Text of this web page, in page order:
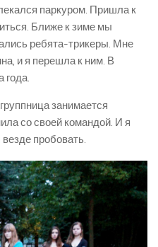
паркуром. Пришла к
Ближе к зиме мы
ребята-трикеры. Мне
и я перешла к ним. В
года.
занимается
со своей командой. И я
пробовать.